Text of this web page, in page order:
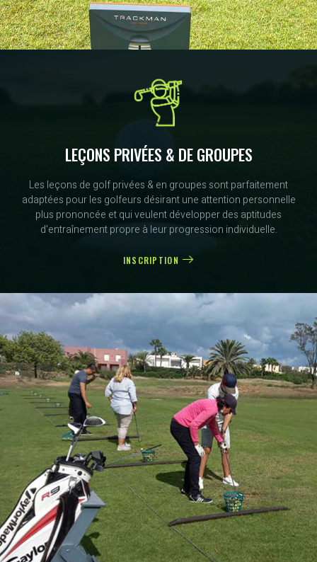
LEÇONS PRIVÉES & DE GROUPES
Les leçons de golf privées & en groupes sont parfaitement
adaptées pour les golfeurs désirant une attention personnelle
plus prononcée et qui veulent développer des aptitudes
d'entraînement propre à leur progression individuelle.
INSCRIPTION